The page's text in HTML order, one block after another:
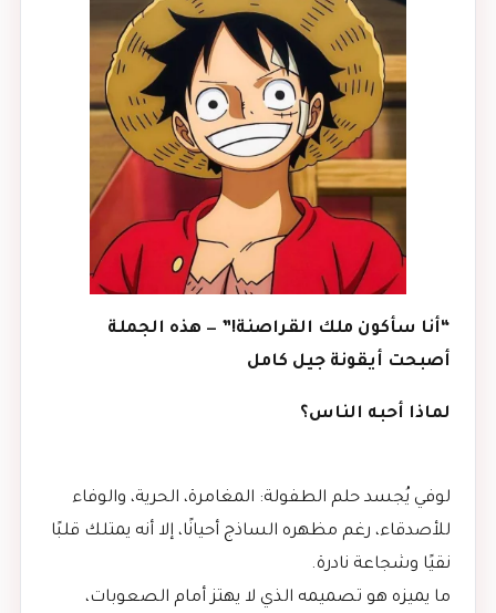
“أنا سأكون ملك القراصنة!” — هذه الجملة
أصبحت أيقونة جيل كامل
لماذا أحبه الناس؟
لوفي يُجسد حلم الطفولة: المغامرة، الحرية، والوفاء
للأصدقاء، رغم مظهره الساذج أحيانًا، إلا أنه يمتلك قلبًا
نقيًا وشجاعة نادرة.
ما يميزه هو تصميمه الذي لا يهتز أمام الصعوبات،